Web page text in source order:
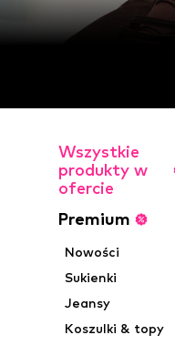
Wszystkie
produkty w
ofercie
Premium
Nowości
Sukienki
Jeansy
Koszulki & topy